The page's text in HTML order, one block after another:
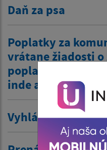
Daň za psa
Poplatky za
vrátane žiadosti o
poplatku z
inde a tiež zťp atď.
Vyhlásenie v